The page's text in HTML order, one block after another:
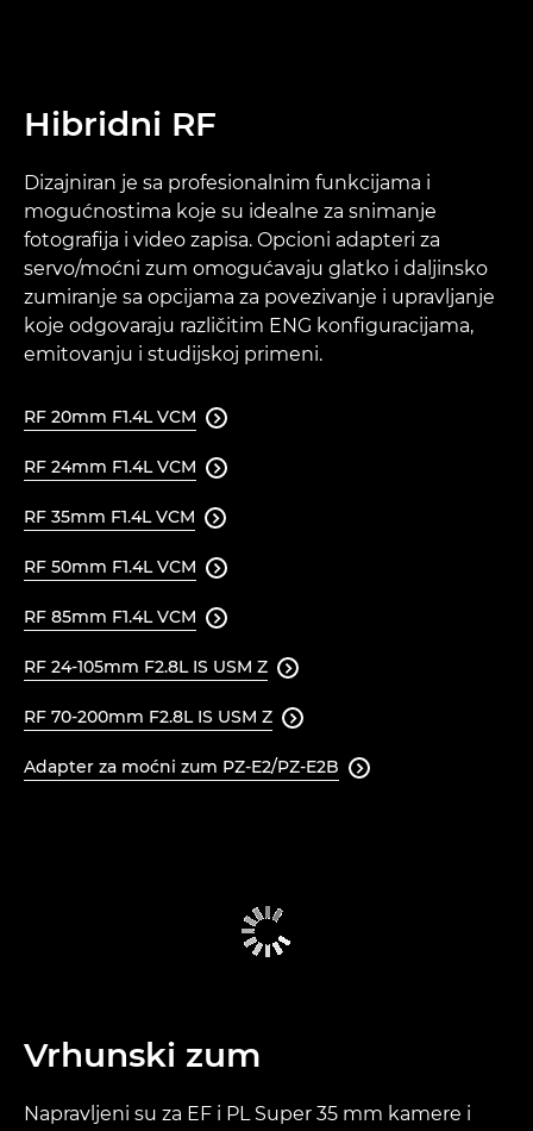
Hibridni RF
Dizajniran je sa profesionalnim funkcijama i
mogućnostima koje su idealne za snimanje
fotografija i video zapisa. Opcioni adapteri za
servo/moćni zum omogućavaju glatko i daljinsko
zumiranje sa opcijama za povezivanje i upravljanje
koje odgovaraju različitim ENG konfiguracijama,
emitovanju i studijskoj primeni.
RF 20mm F1.4L VCM 
RF 24mm F1.4L VCM 
RF 35mm F1.4L VCM 
RF 50mm F1.4L VCM 
RF 85mm F1.4L VCM 
RF 24-105mm F2.8L IS USM Z 
RF 70-200mm F2.8L IS USM Z 
Adapter za moćni zum PZ-E2/PZ-E2B 
Vrhunski zum
Napravljeni su za EF i PL Super 35 mm kamere i